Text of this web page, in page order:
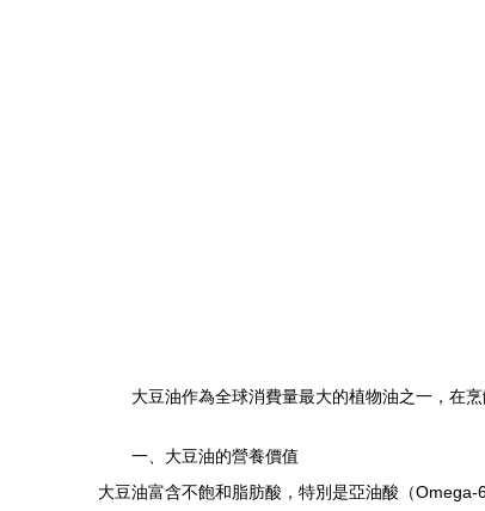
大豆油作為全球消費量最大的植物油之一，在
一、大豆油的營養價值
大豆油富含不飽和脂肪酸，特別是亞油酸（